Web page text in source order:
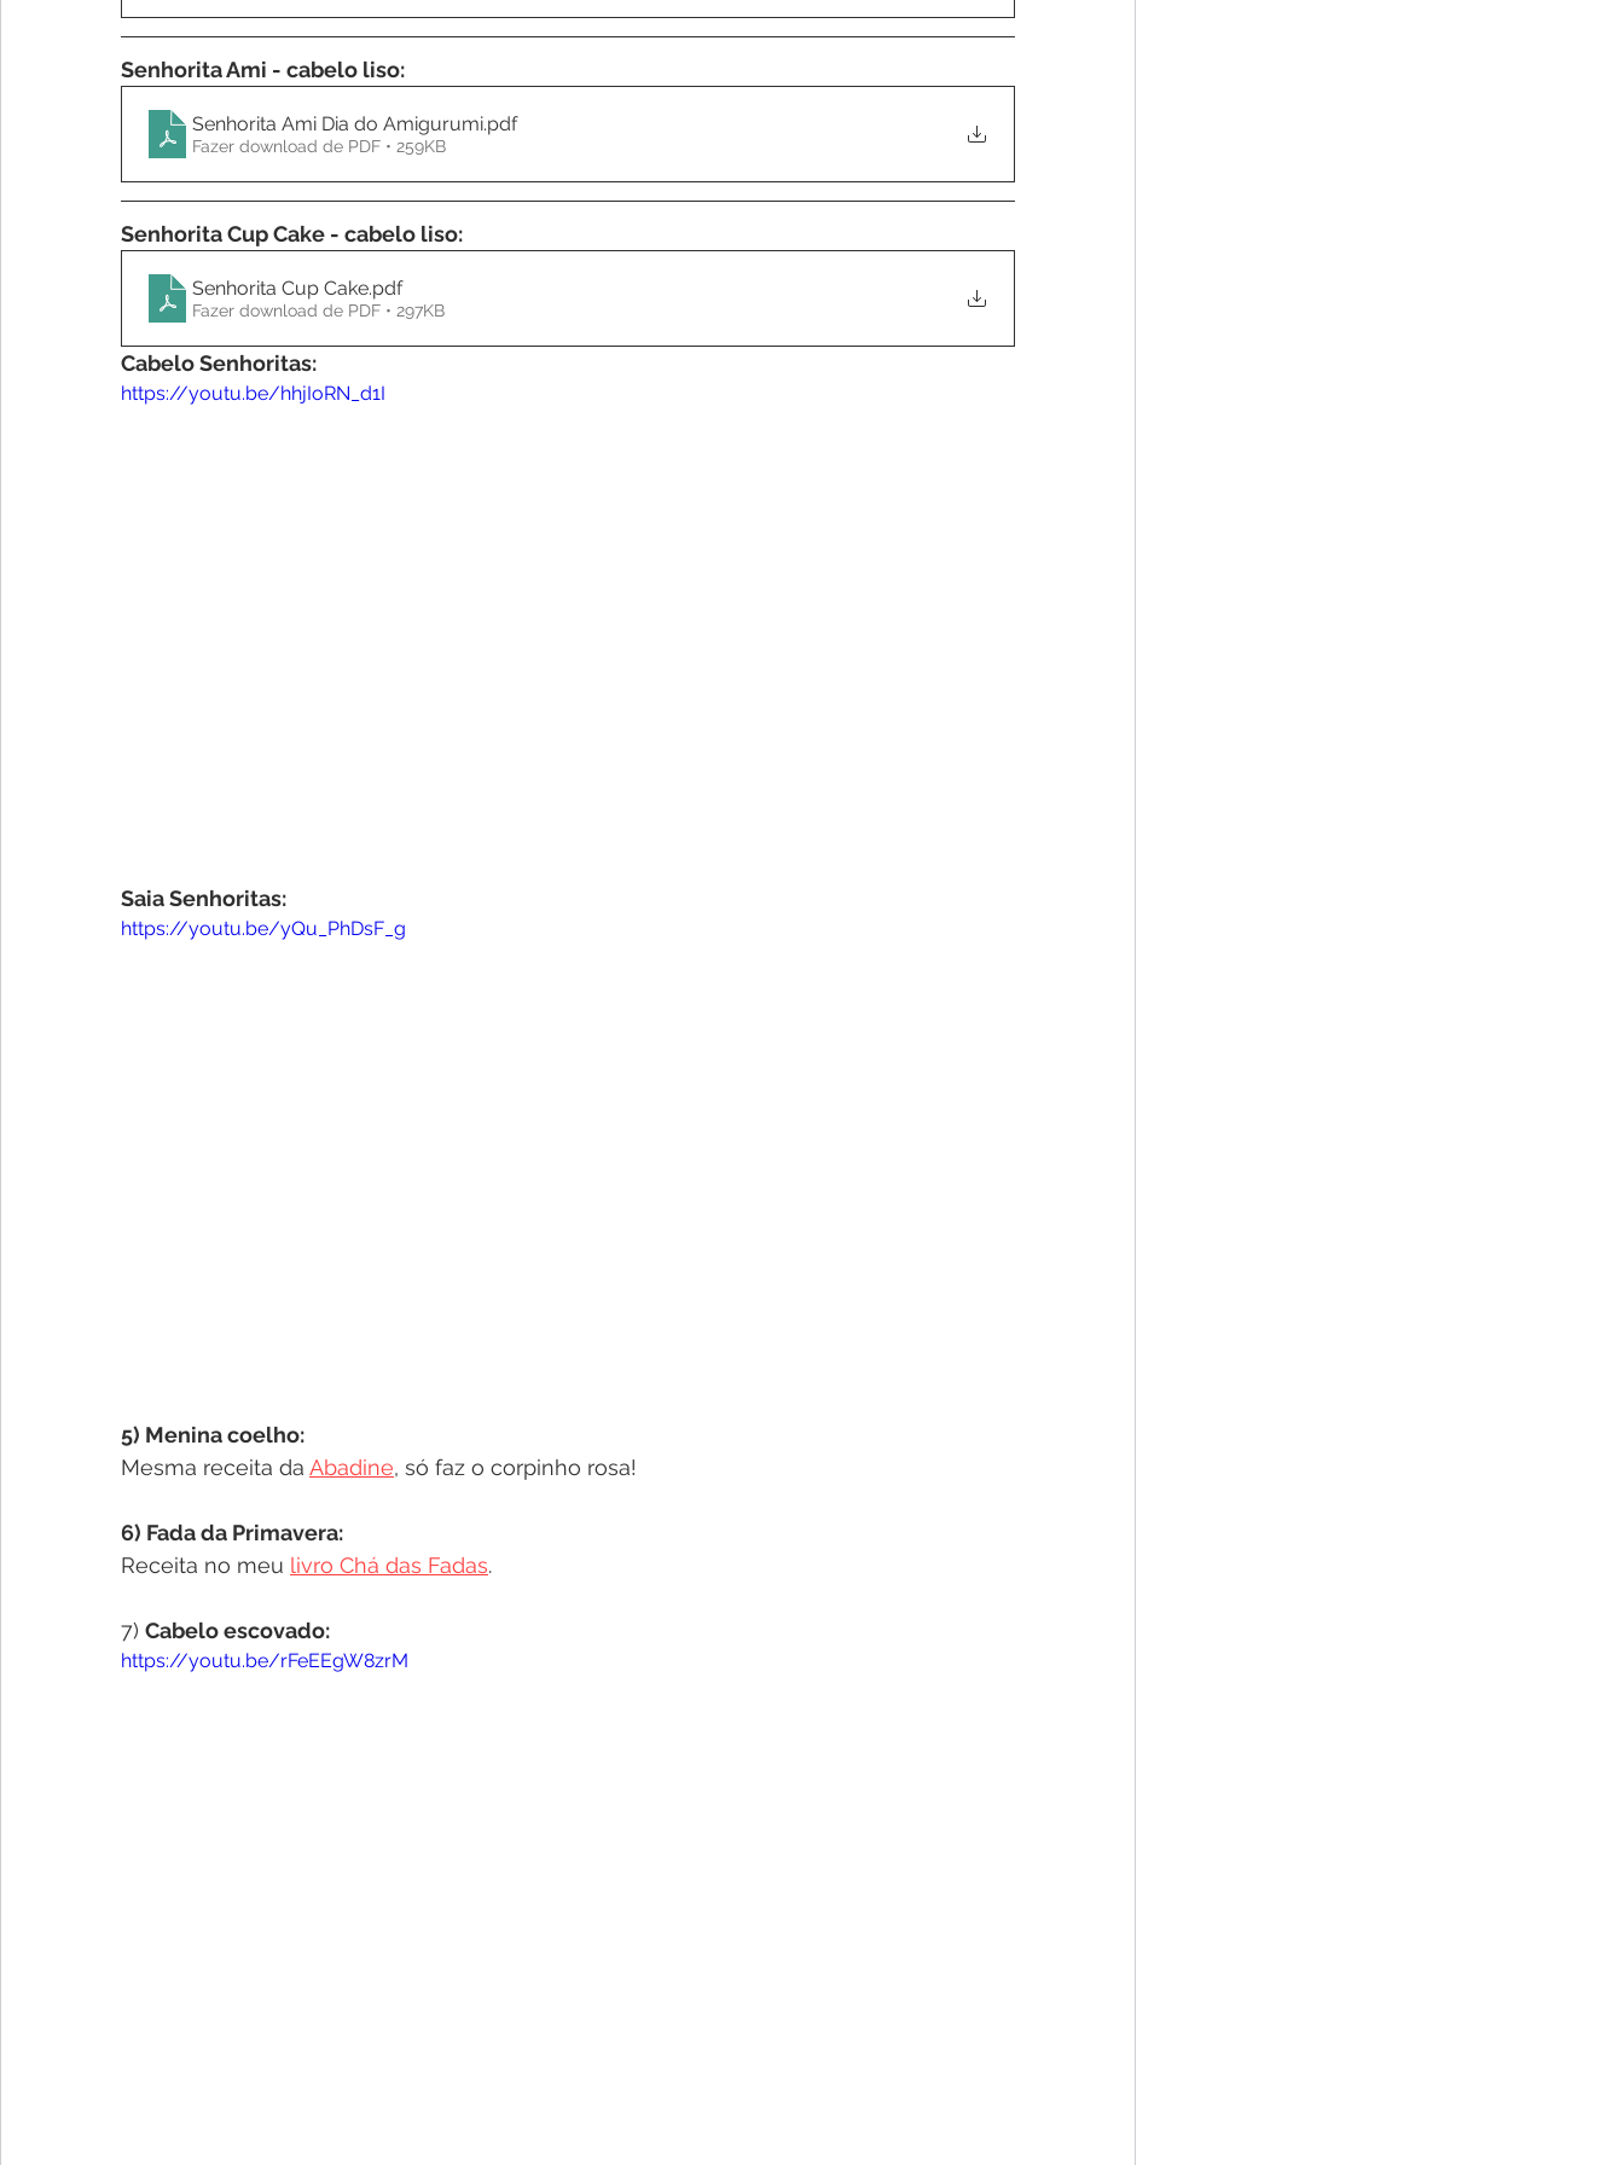
Senhorita Ami - cabelo liso:
Senhorita Ami Dia do Amigurumi.pdf
Fazer download de PDF • 259KB
Senhorita Cup Cake - cabelo liso:
Senhorita Cup Cake.pdf
Fazer download de PDF • 297KB
Cabelo Senhoritas:
https://youtu.be/hhjIoRN_d1I
Saia Senhoritas:
https://youtu.be/yQu_PhDsF_g
5) Menina coelho:
Mesma receita da Abadine, só faz o corpinho rosa!
6) Fada da Primavera:
Receita no meu livro Chá das Fadas.
7) Cabelo escovado:
https://youtu.be/rFeEEgW8zrM